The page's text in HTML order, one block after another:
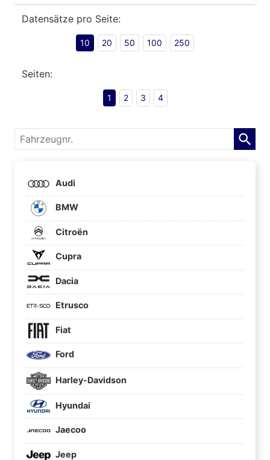
Datensätze pro Seite:
10 20 50 100 250
Seiten:
1 2 3 4
Fahrzeugnr.
Audi
BMW
Citroën
Cupra
Dacia
Etrusco
Fiat
Ford
Harley-Davidson
Hyundai
Jaecoo
Jeep